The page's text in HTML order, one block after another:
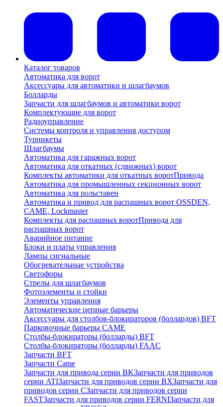
Каталог товаров
Автоматика для ворот
Аксессуары для автоматики и шлагбаумов
Болларды
Запчасти для шлагбаумов и автоматики ворот
Комплектующие для ворот
Радиоуправление
Системы контроля и управления доступом
Турникеты
Шлагбаумы
Автоматика для гаражных ворот
Автоматика для откатных (сдвижных) ворот
Комплекты автоматики для откатных воротПривода
Автоматика для промышленных секционных ворот
Автоматика для рольставен
Автоматика и привод для распашных ворот OSSDEN,
CAME, Lockmaster
Комплекты для распашных воротПривода для
распашных ворот
Аварийное питание
Блоки и платы управления
Лампы сигнальные
Обогревательные устройства
Светофоры
Стрелы для шлагбаумов
Фотоэлементы и стойки
Элементы управления
Автоматические цепные барьеры
Аксессуары для столбов-блокираторов (боллардов) BFT
Парковочные барьеры CAME
Столбы-блокираторы (болларды) BFT
Столбы-блокираторы (болларды) FAAC
Запчасти BFT
Запчасти Came
Запчасти для привода серии BKЗапчасти для приводов
серии ATIЗапчасти для приводов серии BXЗапчасти для
приводов серии CЗапчасти для приводов серии
FASTЗапчасти для приводов серии FERNIЗапчасти для